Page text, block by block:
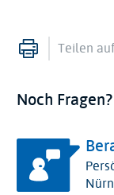
Drucken
Teilen auf
Noch Fragen?